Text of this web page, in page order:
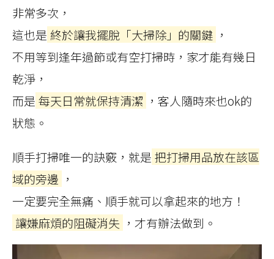
非常多次，
這也是 終於讓我擺脫「大掃除」的關鍵 ，
不用等到逢年過節或有空打掃時，家才能有幾日
乾淨，
而是 每天日常就保持清潔 ，客人隨時來也ok的
狀態。
順手打掃唯一的訣竅，就是 把打掃用品放在該區
域的旁邊 ，
一定要完全無痛、順手就可以拿起來的地方！
讓嫌麻煩的阻礙消失 ，才有辦法做到。